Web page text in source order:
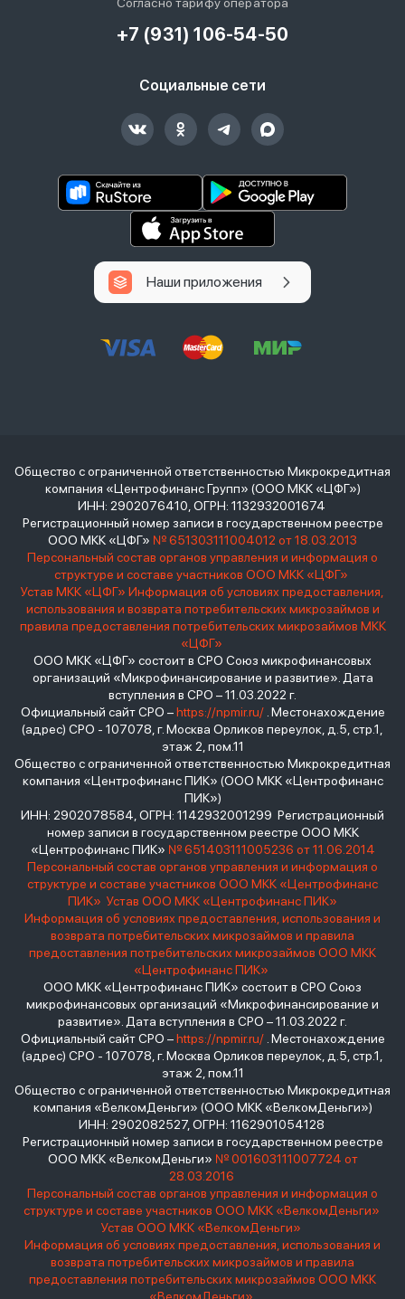
+7 (931) 106-54-50
Социальные сети
Наши приложения
Общество с ограниченной ответственностью Микрокредитная
компания «Центрофинанс Групп» (ООО МКК «ЦФГ»)
ИНН: 2902076410, ОГРН: 1132932001674
Регистрационный номер записи в государственном реестре
ООО МКК «ЦФГ» № 651303111004012 от 18.03.2013
Персональный состав органов управления и информация о
структуре и составе участников ООО МКК «ЦФГ»
Устав МКК «ЦФГ» Информация об условиях предоставления,
использования и возврата потребительских микрозаймов и
правила предоставления потребительских микрозаймов МКК
«ЦФГ»
ООО МКК «ЦФГ» состоит в СРО Союз микрофинансовых
организаций «Микрофинансирование и развитие». Дата
вступления в СРО – 11.03.2022 г.
Официальный сайт СРО –https://npmir.ru/. Местонахождение
(адрес) СРО - 107078, г. Москва Орликов переулок, д.5, стр.1,
этаж 2, пом.11
Общество с ограниченной ответственностью Микрокредитная
компания «Центрофинанс ПИК» (ООО МКК «Центрофинанс
ПИК»)
ИНН: 2902078584, ОГРН: 1142932001299 Регистрационный
номер записи в государственном реестре ООО МКК
«Центрофинанс ПИК» № 651403111005236 от 11.06.2014
Персональный состав органов управления и информация о
структуре и составе участников ООО МКК «Центрофинанс
ПИК» Устав ООО МКК «Центрофинанс ПИК»
Информация об условиях предоставления, использования и
возврата потребительских микрозаймов и правила
предоставления потребительских микрозаймов ООО МКК
«Центрофинанс ПИК»
ООО МКК «Центрофинанс ПИК» состоит в СРО Союз
микрофинансовых организаций «Микрофинансирование и
развитие». Дата вступления в СРО – 11.03.2022 г.
Официальный сайт СРО –https://npmir.ru/. Местонахождение
(адрес) СРО - 107078, г. Москва Орликов переулок, д.5, стр.1,
этаж 2, пом.11
Общество с ограниченной ответственностью Микрокредитная
компания «ВелкомДеньги» (ООО МКК «ВелкомДеньги»)
ИНН: 2902082527, ОГРН: 1162901054128
Регистрационный номер записи в государственном реестре
ООО МКК «ВелкомДеньги» № 001603111007724 от
28.03.2016
Персональный состав органов управления и информация о
структуре и составе участников ООО МКК «ВелкомДеньги»
Устав ООО МКК «ВелкомДеньги»
Информация об условиях предоставления, использования и
возврата потребительских микрозаймов и правила
предоставления потребительских микрозаймов ООО МКК